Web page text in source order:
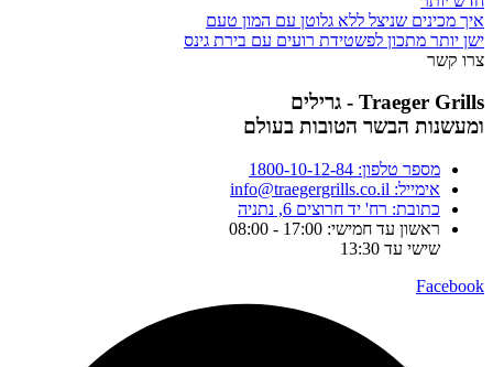
איך מכינים שניצל ללא גלוטן עם המון טעם
ישן יותר מתכון לפשטידת רועים עם בירת גינס
צרו קשר
Traeger Grills - גרילים
ומעשנות הבשר הטובות בעולם
מספר טלפון: 1800-10-12-84
אימייל: info@traegergrills.co.il
כתובת: רח' יד חרוצים 6, נתניה
ראשון עד חמישי: 17:00 - 08:00
שישי עד 13:30
Facebook